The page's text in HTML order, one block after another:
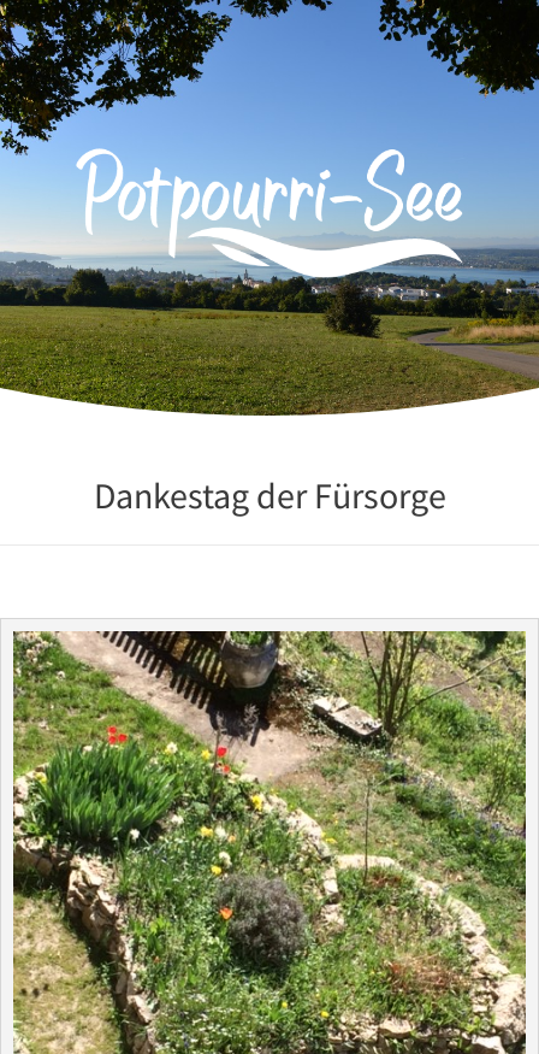
Zum
Inhalt
springen
Dankestag der Fürsorge